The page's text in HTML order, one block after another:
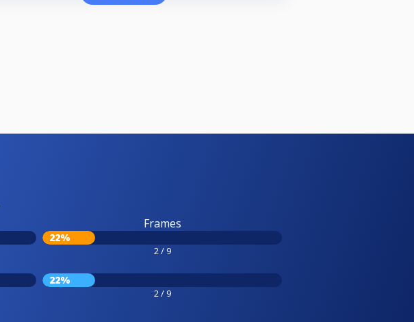
Frames
22%
2 / 9
22%
2 / 9